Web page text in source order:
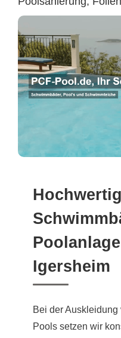
Igersheim
Bei der
Pools setzen wir